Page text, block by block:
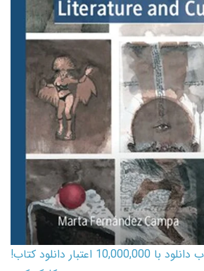
کارت اعتباری کتاب دانلود با 10,000,000 اعتبار دانلود کتاب!